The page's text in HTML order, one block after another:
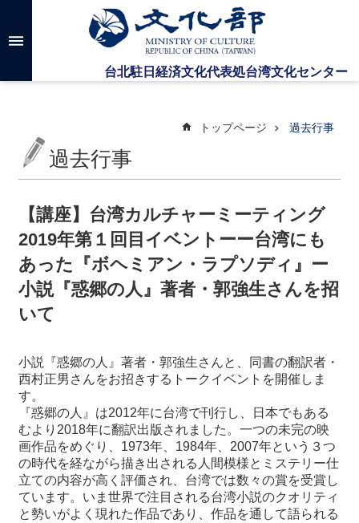
メインのコンテンツブロックにジャンプします
高
検
台
セ
ン
タ
ー
に
つ
て
最
情
報
と
申
込
トップページ 過去行事
過去行事
【講座】台湾カルチャーミーティング
2019年第１回目イベントーー台湾にも
あった『ボヘミアン・ラプソディ』ー
小説『惑郷の人』著者・郭強生さんを招
いて
小説『惑郷の人』著者・郭強生さんと、同書の翻訳者・
西村正男さんをお招きするトークイベントを開催しま
す。
『惑郷の人』は2012年に台湾で刊行し、日本でもある
むより2018年に翻訳出版されました。一つの未完の映
画作品をめぐり、1973年、1984年、2007年という３つ
の時代を経ながら描き出される人間模様とミステリー仕
立ての内容が高く評価され、台湾では数々の賞を受賞し
ています。いま世界で注目される台湾小説のクオリティ
と勢いがよく現れた作品であり、作品を通して語られる